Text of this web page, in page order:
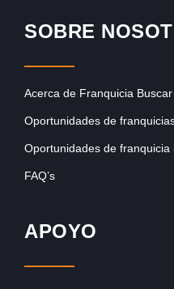
SOBRE
Acerca de Franquicia Buscar
Oportunidades de
Oportunidades de franquicia
FAQ’s
APOYO